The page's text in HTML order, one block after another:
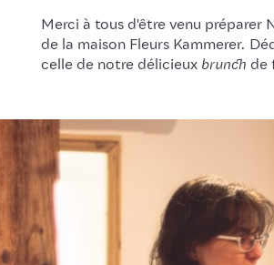
Merci à tous d'être venu préparer
de la maison Fleurs Kammerer.
celle de notre délicieux brunch de